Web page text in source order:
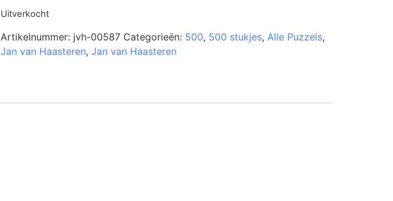
Uitverkocht
Artikelnummer: jvh-00587 Categorieën: 500, 500 stukjes, Alle Puzzels,
Jan van Haasteren, Jan van Haasteren